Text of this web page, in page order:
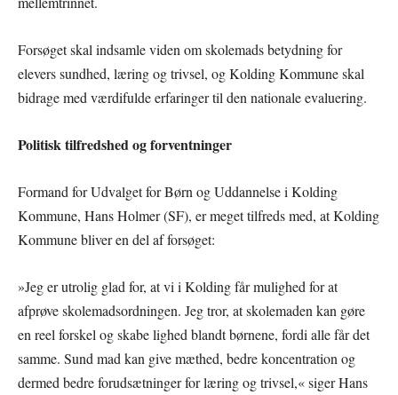
Forsøget skal indsamle viden om skolemads betydning for
elevers sundhed, læring og trivsel, og Kolding Kommune skal
bidrage med værdifulde erfaringer til den nationale evaluering.
Politisk tilfredshed og forventninger
Formand for Udvalget for Børn og Uddannelse i Kolding
Kommune, Hans Holmer (SF), er meget tilfreds med, at Kolding
Kommune bliver en del af forsøget:
»Jeg er utrolig glad for, at vi i Kolding får mulighed for at
afprøve skolemadsordningen. Jeg tror, at skolemaden kan gøre
en reel forskel og skabe lighed blandt børnene, fordi alle får det
samme. Sund mad kan give mæthed, bedre koncentration og
dermed bedre forudsætninger for læring og trivsel,« siger Hans